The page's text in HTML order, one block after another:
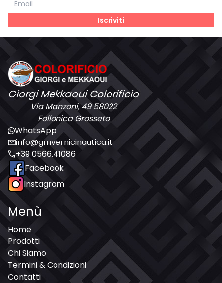
Iscriviti
Giorgi Mekkaoui Colorificio
Via Manzoni, 49 58022
Follonica Grosseto
WhatsApp
mailinfo@gmvernicinautica.it
call+39 0566.41086
Facebook
Instagram
Menù
Home
Prodotti
Chi Siamo
Termini & Condizioni
Contatti